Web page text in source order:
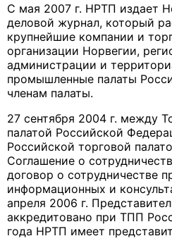
С мая 2007 г. НРТП издает
деловой журнал, который
крупнейшие компании и
организации Норвегии,
администрации и
промышленные палаты
членам палаты.
27 сентября 2004 г. между
палатой Российской
Российской торговой
Соглашение о
договор о сотрудничестве
информационных и
апреля 2006 г.
аккредитовано при ТПП
года НРТП имеет